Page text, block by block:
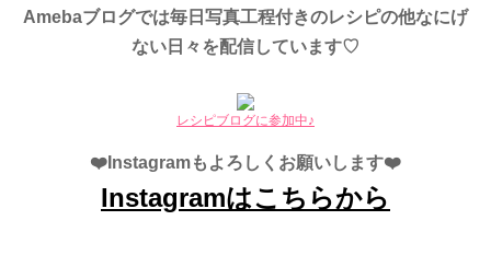
Amebaブログでは毎日写真工程付きのレシピの他なにげ
ない日々を配信しています♡
レシピブログに参加中♪
❤️Instagramもよろしくお願いします❤️
Instagramはこちらから